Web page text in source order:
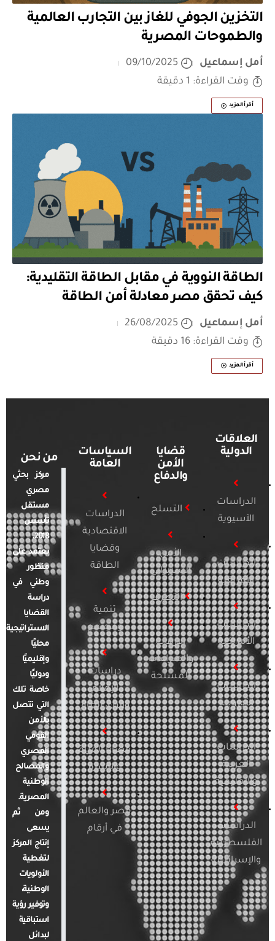
التخزين الجوفي للغاز بين التجارب العالمية
والطموحات المصرية
أمل إسماعيل
09/10/2025
وقت القراءة: 1 دقيقة
أقرأ المزيد
الطاقة النووية في مقابل الطاقة التقليدية:
كيف تحقق مصر معادلة أمن الطاقة
أمل إسماعيل
26/08/2025
وقت القراءة: 16 دقيقة
أقرأ المزيد
العلاقات
الدولية
الدراسات
الآسيوية
الدراسات
الأفريقية
الدراسات
الأمريكية
الدراسات
الأوروبية
الدراسات
العربية
والإقليمية
الدراسات
الفلسطينية
والإسرائيلية
قضايا
الأمن
والدفاع
التسلح
الأمن
السيبراني
التطرف
الإرهاب
والصراعات
المسلحة
السياسات
العامة
الدراسات
الاقتصادية
وقضايا
الطاقة
تنمية
ومجتمع
دراسات
الإعلام
والرأي العام
قضايا المرأة
والأسرة
مصر والعالم
في أرقام
من نحن
مركز بحثي
مصري
مستقل
تأسس
2018.
يعتمد على
منظور
وطني في
دراسة
القضايا
الاستراتيجية
محليًا
وإقليميًا
ودوليًا
خاصة تلك
التي تتصل
بالأمن
القومي
المصري
والمصالح
الوطنية
المصرية.
ومن ثم
يسعى
إنتاج المركز
لتغطية
الأولويات
الوطنية،
وتوفير رؤية
استباقية
لبدائل